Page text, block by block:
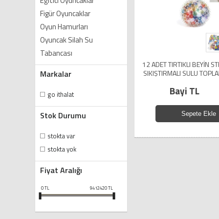
Figür Oyuncaklar
Oyun Hamurları
Oyuncak Silah Su
Tabancası
Markalar
go ithalat
Stok Durumu
stokta var
stokta yok
Fiyat Aralığı
0TL 9412420TL
12 ADET TIRTIKLI BEYİN
SIKIŞTIRMALI SULU
PATLAYABİLİR - ALDIM
PATLADI DİYİP İADE ETME
(5224)
Bayi TL
Sepete Ekle